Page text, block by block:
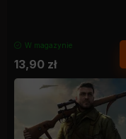
W magazynie
13,90 zł